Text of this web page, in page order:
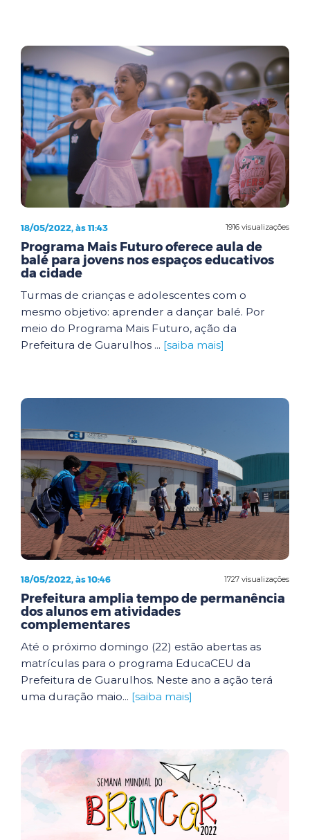
1916 visualizações
18/05/2022, às 11:43
Programa Mais Futuro oferece aula de
balé para jovens nos espaços educativos
da cidade
Turmas de crianças e adolescentes com o
mesmo objetivo: aprender a dançar balé. Por
meio do Programa Mais Futuro, ação da
Prefeitura de Guarulhos ... [saiba mais]
1727 visualizações
18/05/2022, às 10:46
Prefeitura amplia tempo de permanência
dos alunos em atividades
complementares
Até o próximo domingo (22) estão abertas as
matrículas para o programa EducaCEU da
Prefeitura de Guarulhos. Neste ano a ação terá
uma duração maio... [saiba mais]